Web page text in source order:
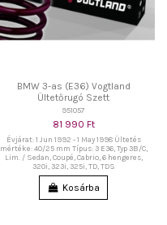
BMW 3-as (E36) Vogtland
Ültetőrugó Szett
951057
81 990 Ft
Évjárat: 1 Jun 1992 - 1 May 1998 Ültetés
mértéke: 40/25 mm Típus: 3 E36, Typ 3B/C,
Lim. / Sedan, Coupé, Cabrio, 6 hengeres,
320i, 323i, 325i, TD, TDS
Kosárba